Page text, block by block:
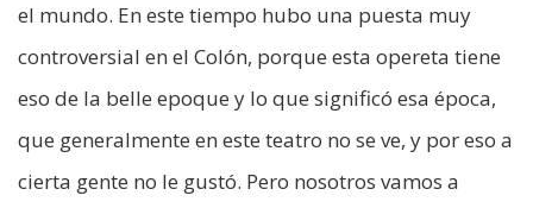
el mundo. En este tiempo hubo una puesta muy
controversial en el Colón, porque esta opereta tiene
eso de la belle epoque y lo que significó esa época,
que generalmente en este teatro no se ve, y por eso a
cierta gente no le gustó. Pero nosotros vamos a